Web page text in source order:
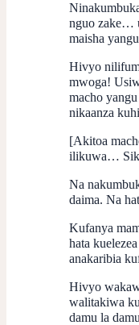
nguo zake…
maisha
Hivyo
mwoga!
macho
nikaanza
[Akitoa
ilikuwa…
Na
daima. Na
Kufanya
hata
anakaribia
Hivyo
walitakiwa
damu la